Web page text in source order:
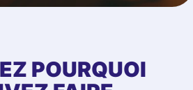
POURQUOI